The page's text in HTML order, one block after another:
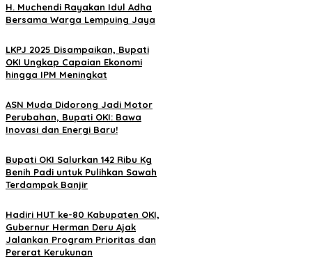
H. Muchendi Rayakan Idul Adha
Bersama Warga Lempuing Jaya
LKPJ 2025 Disampaikan, Bupati
OKI Ungkap Capaian Ekonomi
hingga IPM Meningkat
ASN Muda Didorong Jadi Motor
Perubahan, Bupati OKI: Bawa
Inovasi dan Energi Baru!
Bupati OKI Salurkan 142 Ribu Kg
Benih Padi untuk Pulihkan Sawah
Terdampak Banjir
Hadiri HUT ke-80 Kabupaten OKI,
Gubernur Herman Deru Ajak
Jalankan Program Prioritas dan
Pererat Kerukunan